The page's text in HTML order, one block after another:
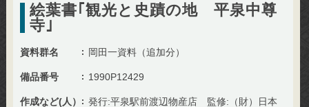
絵葉書｢観光と史蹟の地 平泉中尊
寺｣
資料群名 岡田一資料（追加分）
備品番号 1990P12429
作成など(人）
発行:平泉駅前渡辺物産店 監修:（財）日本